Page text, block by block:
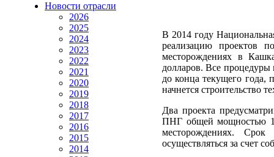
Новости отрасли
2026
2025
2024
2023
2022
2021
2020
2019
2018
2017
2016
2015
2014
В 2014 году
реализацию проектов
месторождениях в
долларов. Все
до конца текущего года,
начнется строительство
Два проекта
ПНГ общей мощностью
месторождениях.
осуществляться за счет